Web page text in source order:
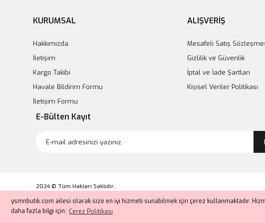
ysmnbutik.com ailesi olarak size en iyi hizmeti sunabilmek için çerez kullanmaktadır.
daha fazla bilgi için: Çerez Politikası
KURUMSAL
Hakkımızda
İletişim
Kargo Takibi
Havale Bildirim Formu
İletişim Formu
ALIŞVERİŞ
Mesafeli Satış
Gizlilik ve Güvenlik
İptal ve İade Şartları
Kişisel Veriler Politikası
E-Bülten Kayıt
2024 © Tüm Hakları Saklıdır.